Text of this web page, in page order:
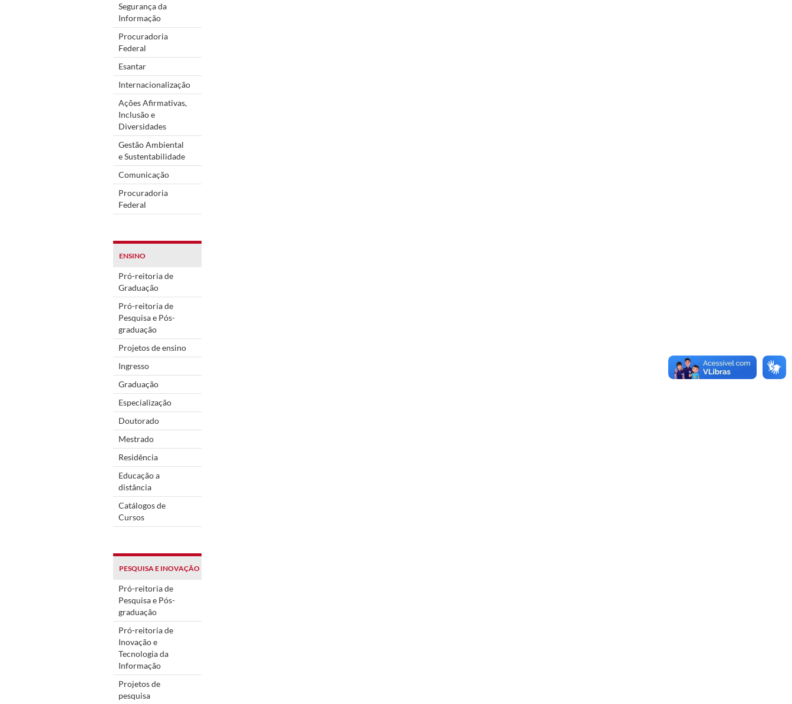
Segurança da
Informação
Procuradoria
Federal
Esantar
Internacionalização
Ações Afirmativas,
Inclusão e
Diversidades
Gestão Ambiental
e Sustentabilidade
Comunicação
Procuradoria
Federal
ENSINO
Pró-reitoria de
Graduação
Pró-reitoria de
Pesquisa e Pós-
graduação
Projetos de ensino
Ingresso
Graduação
Especialização
Doutorado
Mestrado
Residência
Educação a
distância
Catálogos de
Cursos
PESQUISA E INOVAÇÃO
Pró-reitoria de
Pesquisa e Pós-
graduação
Pró-reitoria de
Inovação e
Tecnologia da
Informação
Projetos de
pesquisa